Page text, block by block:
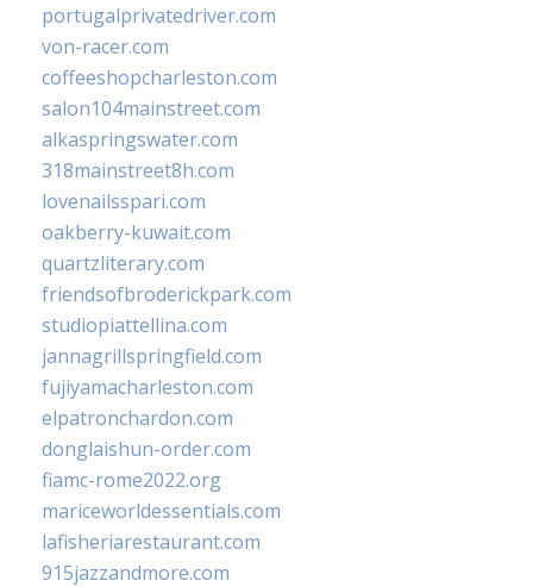
portugalprivatedriver.com
von-racer.com
coffeeshopcharleston.com
salon104mainstreet.com
alkaspringswater.com
318mainstreet8h.com
lovenailsspari.com
oakberry-kuwait.com
quartzliterary.com
friendsofbroderickpark.com
studiopiattellina.com
jannagrillspringfield.com
fujiyamacharleston.com
elpatronchardon.com
donglaishun-order.com
fiamc-rome2022.org
mariceworldessentials.com
lafisheriarestaurant.com
915jazzandmore.com